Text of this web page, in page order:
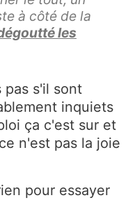
à côté de la
les
pas s'il sont
inquiets
ça c'est sur et
n'est pas la joie
pour essayer